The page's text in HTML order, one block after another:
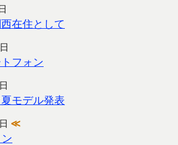
在住として
フォン
モデル発表
≪